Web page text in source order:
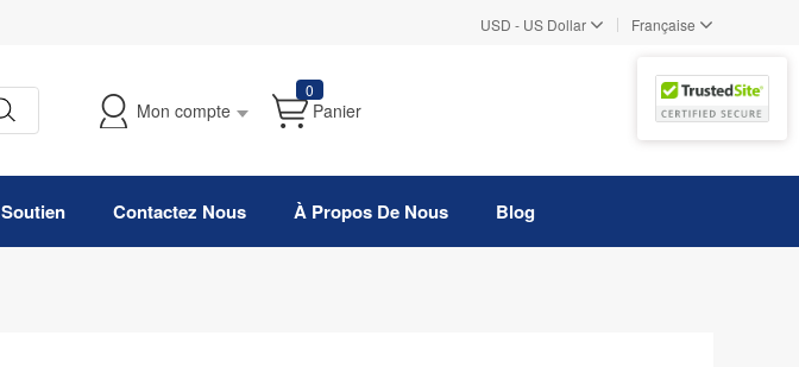
USD - US Dollar | Française
Mon compte
0
Panier
Soutien Contactez Nous À Propos De Nous Blog